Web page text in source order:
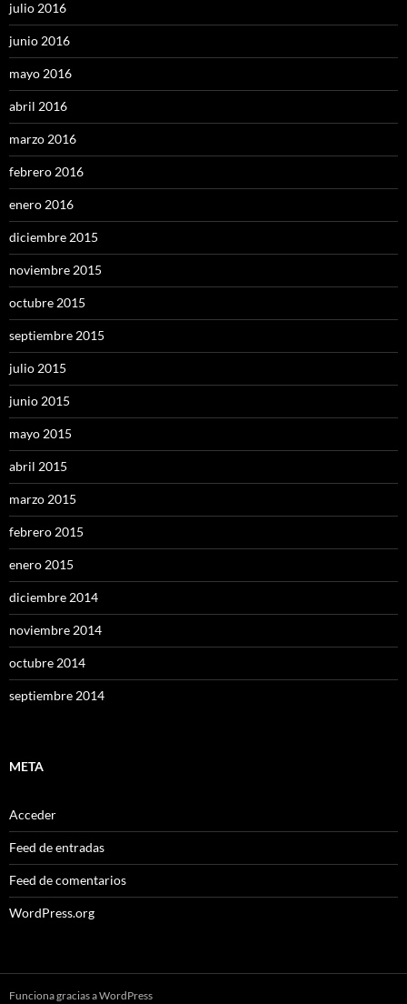
julio 2016
junio 2016
mayo 2016
abril 2016
marzo 2016
febrero 2016
enero 2016
diciembre 2015
noviembre 2015
octubre 2015
septiembre 2015
julio 2015
junio 2015
mayo 2015
abril 2015
marzo 2015
febrero 2015
enero 2015
diciembre 2014
noviembre 2014
octubre 2014
septiembre 2014
META
Acceder
Feed de entradas
Feed de comentarios
WordPress.org
Funciona gracias a WordPress